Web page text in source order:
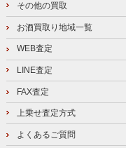
その他の買取
お酒買取り地域一覧
WEB査定
LINE査定
FAX査定
上乗せ査定方式
よくあるご質問